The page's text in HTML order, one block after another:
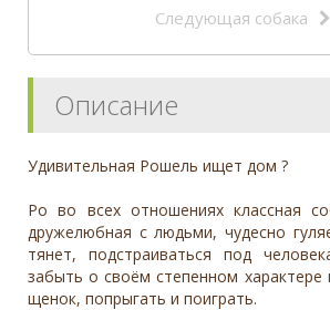
Следующая собака
Описание
Удивительная Рошель ищет дом ?
Ро во всех отношениях классная
дружелюбная с людьми, чудесно
тянет, подстраиваться под
забыть о своём степенном характере
щенок, попрыгать и поиграть.